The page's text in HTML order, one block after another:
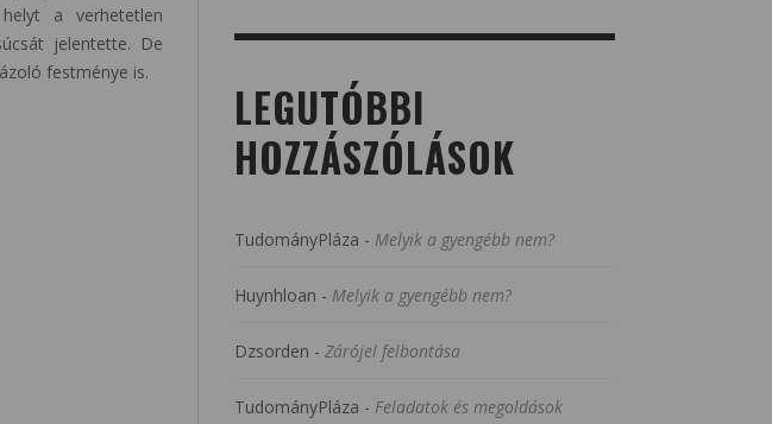
a verhetetlen
jelentette. De
festménye is.
LEGUTÓBBI
HOZZÁSZÓLÁSOK
TudományPláza - Melyik a gyengébb nem?
Huynhloan - Melyik a gyengébb nem?
Dzsorden - Zárójel felbontása
TudományPláza - Feladatok és megoldások